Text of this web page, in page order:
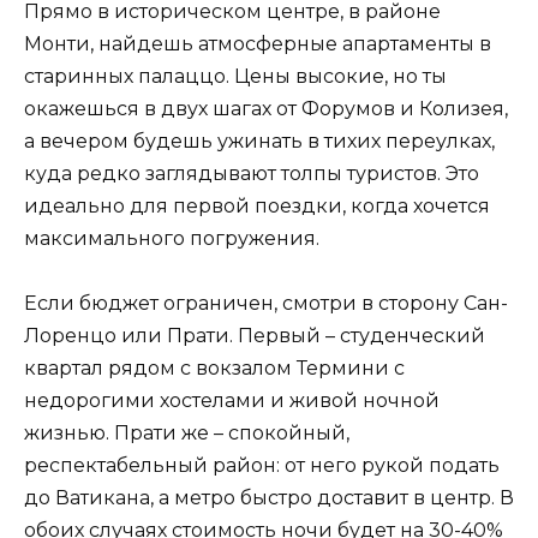
Прямо в историческом центре, в районе
Монти, найдешь атмосферные апартаменты в
старинных палаццо. Цены высокие, но ты
окажешься в двух шагах от Форумов и Колизея,
а вечером будешь ужинать в тихих переулках,
куда редко заглядывают толпы туристов. Это
идеально для первой поездки, когда хочется
максимального погружения.
Если бюджет ограничен, смотри в сторону Сан-
Лоренцо или Прати. Первый – студенческий
квартал рядом с вокзалом Термини с
недорогими хостелами и живой ночной
жизнью. Прати же – спокойный,
респектабельный район: от него рукой подать
до Ватикана, а метро быстро доставит в центр. В
обоих случаях стоимость ночи будет на 30-40%